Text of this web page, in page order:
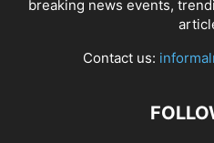
breaking news events,
Contact us: